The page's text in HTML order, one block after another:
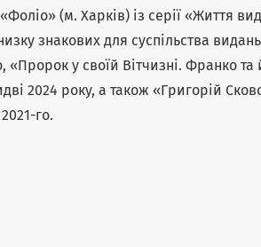
(м. Харків) із серії «Життя
знакових для суспільства
«Пророк у своїй Вітчизні. Франко та
2024 року, а також «Григорій
го.